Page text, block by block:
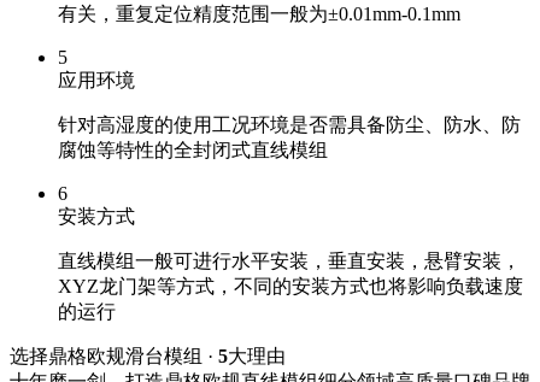
有关，重复定位精度范围一般为±0.01mm-0.1mm
5
应用环境
针对高湿度的使用工况环境是否需具备防尘、防水、防
腐蚀等特性的全封闭式直线模组
6
安装方式
直线模组一般可进行水平安装，垂直安装，悬臂安装，
XYZ龙门架等方式，不同的安装方式也将影响负载速度
的运行
选择鼎格欧规滑台模组 · 5大理由